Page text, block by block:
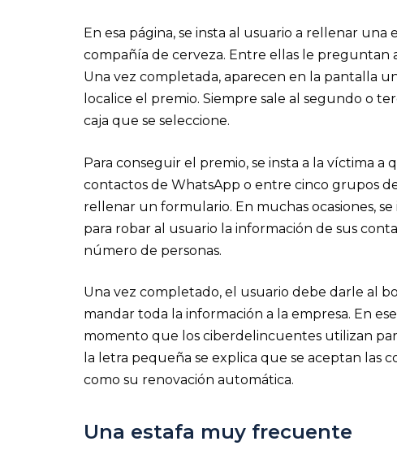
En esa página, se insta al usuario a rellenar
compañía de cerveza. Entre ellas le preguntan
Una vez completada, aparecen en la pantalla
localice el premio. Siempre sale al segundo o
caja que se seleccione.
Para conseguir el premio, se insta a la víctima
contactos de WhatsApp o entre cinco grupos
rellenar un formulario. En muchas ocasiones,
para robar al usuario la información de sus
número de personas.
Una vez completado, el usuario debe darle al
mandar toda la información a la empresa. En
momento que los ciberdelincuentes utilizan
la letra pequeña se explica que se aceptan las
como su renovación automática.
Una estafa muy frecuente